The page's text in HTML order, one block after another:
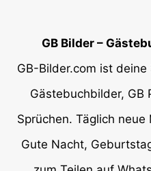
GB Bilder –
GB-Bilder.com ist
Gästebuchbilder, GB
Sprüchen. Täglich
Gute Nacht,